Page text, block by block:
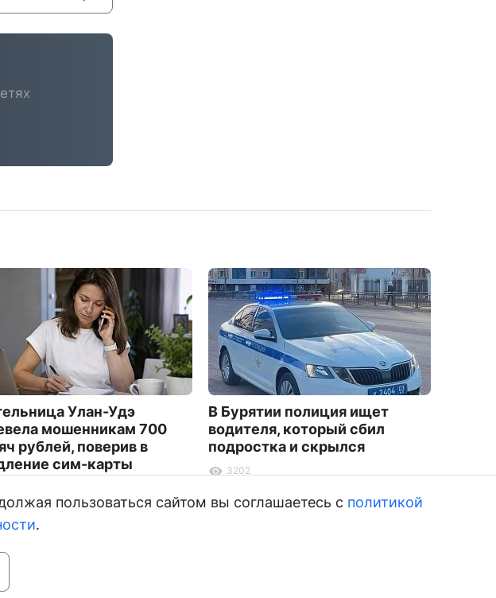
Улан-Удэ
мошенникам 700
рублей, поверив в
сим-карты
В Бурятии полиция ищет
водителя, который сбил
подростка и скрылся
3202
пользоваться сайтом вы соглашаетесь с политикой
.